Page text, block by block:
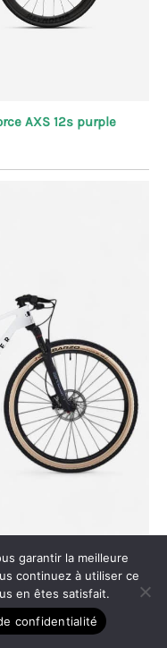
AXS 12s purple
axs, cadre carbone
garantir la meilleure
continuez à utiliser ce
en êtes satisfait.
confidentialité